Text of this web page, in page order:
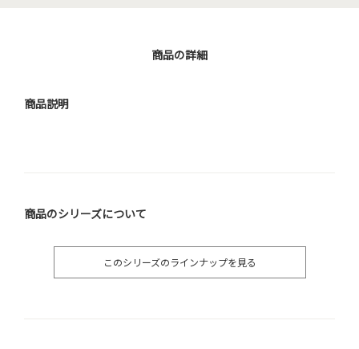
商品の詳細
商品説明
商品のシリーズについて
このシリーズのラインナップを見る